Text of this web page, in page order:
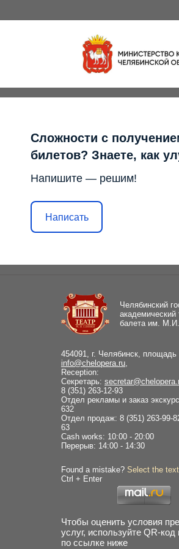
Сложности с
билетов? Знаете, как
Напишите — решим!
Написать
Челябинский
академический
балета им.
454091, г. Челябинск, площадь
info@chelopera.ru,
Reception:
Секретарь:
8 (351) 263-12-93
Отдел рекламы и заказ
632
Отдел продаж: 8 (351) 263-99-
63
Cash works: 10:00 - 20:00
Перерыв: 14:00 - 14:30
Found a mistake? Select the text
Ctrl + Enter
Чтобы оценить условия
услуг, используйте QR-
по ссылке ниже